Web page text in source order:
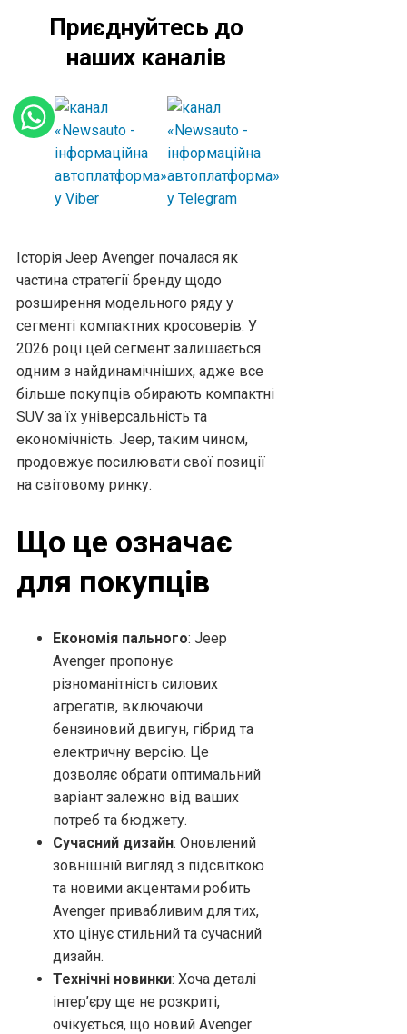
Приєднуйтесь до
наших каналів
Історія Jeep Avenger почалася як
частина стратегії бренду щодо
розширення модельного ряду у
сегменті компактних кросоверів. У
2026 році цей сегмент залишається
одним з найдинамічніших, адже все
більше покупців обирають компактні
SUV за їх універсальність та
економічність. Jeep, таким чином,
продовжує посилювати свої позиції
на світовому ринку.
Що це означає
для покупців
Економія пального: Jeep
Avenger пропонує
різноманітність силових
агрегатів, включаючи
бензиновий двигун, гібрид та
електричну версію. Це
дозволяє обрати оптимальний
варіант залежно від ваших
потреб та бюджету.
Сучасний дизайн: Оновлений
зовнішній вигляд з підсвіткою
та новими акцентами робить
Avenger привабливим для тих,
хто цінує стильний та сучасний
дизайн.
Технічні новинки: Хоча деталі
інтер’єру ще не розкриті,
очікується, що новий Avenger